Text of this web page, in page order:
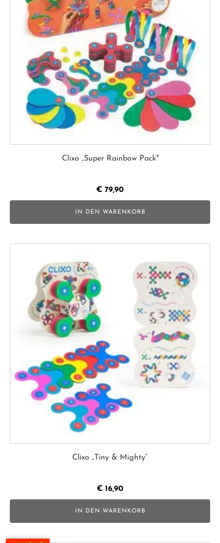
Clixo „Super Rainbow Pack"
€ 79,90
IN DEN WARENKORB
Clixo „Tiny & Mighty“
€ 16,90
IN DEN WARENKORB